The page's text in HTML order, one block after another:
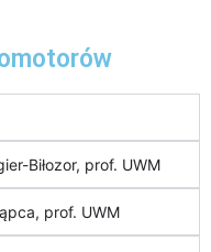
Biłozor, prof. UWM
prof. UWM